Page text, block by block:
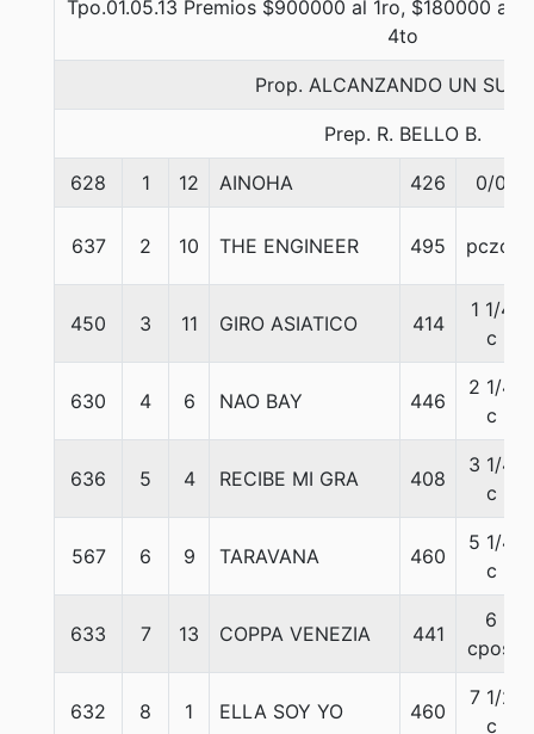
Tpo.01.05.13 Premios $900000 al 1ro, $180000 al
4to
Prop. ALCANZANDO UN
Prep. R. BELLO B.
628 1 12 AINOHA 426 0/0
637 2 10 THE ENGINEER 495 pczo.
450 3 11 GIRO ASIATICO 414
1 1/4
c
630 4 6 NAO BAY 446
2 1/4
c
636 5 4 RECIBE MI GRA 408
3 1/4
c
567 6 9 TARAVANA 460
5 1/4
c
633 7 13 COPPA VENEZIA 441
6
cpos.
632 8 1 ELLA SOY YO 460
7 1/2
c